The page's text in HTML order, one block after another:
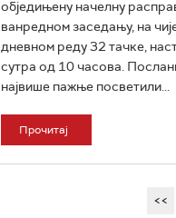
обједињену начелну
ванредном заседању, на
дневном реду 32 тачке,
сутра од 10 часова.
највише пажње посветили...
Прочитај
<<